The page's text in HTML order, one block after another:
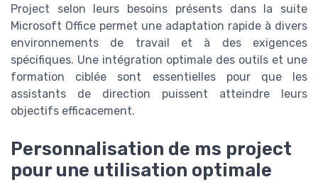
Project selon leurs besoins présents dans la suite
Microsoft Office permet une adaptation rapide à divers
environnements de travail et à des exigences
spécifiques. Une intégration optimale des outils et une
formation ciblée sont essentielles pour que les
assistants de direction puissent atteindre leurs
objectifs efficacement.
Personnalisation de ms project
pour une utilisation optimale